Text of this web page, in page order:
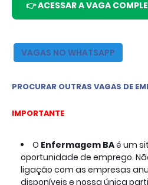
👉 ACESSAR A VAGA
VAGAS NO WHATSAPP
PROCURAR OUTRAS VAGAS DE
IMPORTANTE
O Enfermagem BAé um
oportunidade de emprego.
ligação com as empresas
disponíveis e nossa única